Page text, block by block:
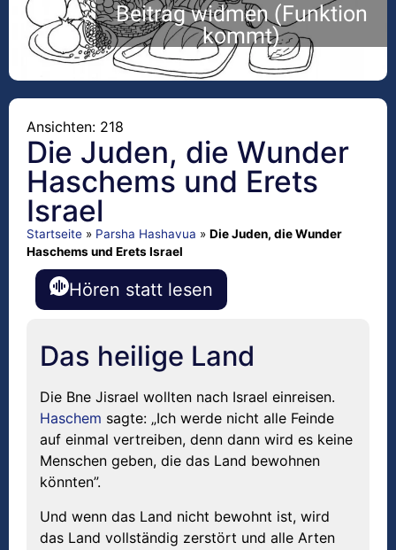
Beitrag widmen (Funktion
kommt)
Ansichten: 218
Die Juden, die Wunder
Haschems und Erets
Israel
Startseite » Parsha Hashavua » Die Juden, die Wunder
Haschems und Erets Israel
Hören statt lesen
Das heilige Land
Die Bne Jisrael wollten nach Israel einreisen.
Haschem sagte: „Ich werde nicht alle Feinde
auf einmal vertreiben, denn dann wird es keine
Menschen geben, die das Land bewohnen
könnten”.
Und wenn das Land nicht bewohnt ist, wird
das Land vollständig zerstört und alle Arten